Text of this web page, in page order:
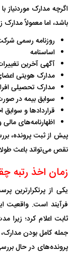
اگرچه مدارک
باشد، اما معمولاً مدارک
روزنامه رسمی
اساسنامه
آگهی آخرین
مدارک هویتی
مدارک تحصیلی
سوابق بیمه در
قراردادها و سوابق
اظهارنامه‌های
پیش از ثبت پرونده،
نقص می‌تواند باعث
زمان اخذ رتبه
یکی از پرتکرارترین
فرآیند است. واقعیت
ثابت اعلام کرد؛ زیرا
جمله کامل بودن
پرونده‌های در حال